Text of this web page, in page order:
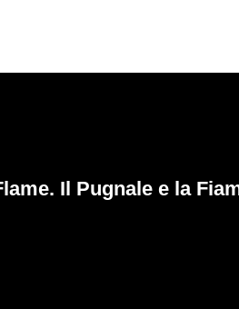
Il Pugnale e la